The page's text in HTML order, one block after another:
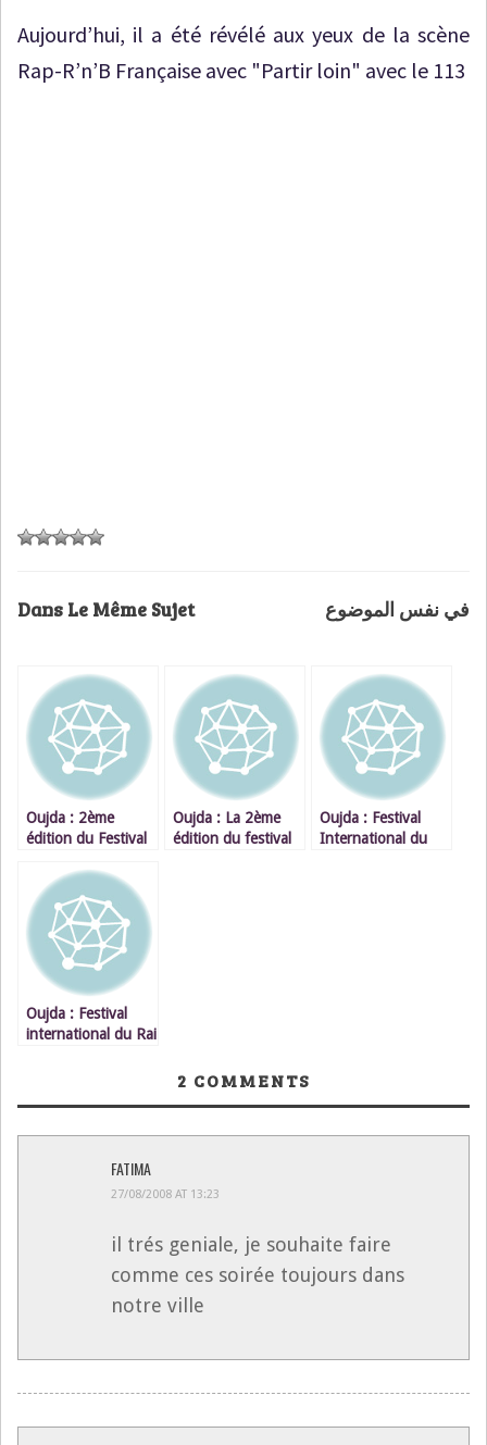
Aujourd’hui, il a été révélé aux yeux de la scène
Rap-R’n’B Française avec "Partir loin" avec le 113
Dans Le Même Sujet في نفس الموضوع
Oujda : 2ème
édition du Festival
Rai Du 22 au 26
juillet 2008
Oujda : La 2ème
édition du festival
Oujda : Festival
International du
Oujda : Festival
international du Rai
2 COMMENTS
FATIMA
27/08/2008 AT 13:23
il trés geniale, je souhaite faire
comme ces soirée toujours dans
notre ville